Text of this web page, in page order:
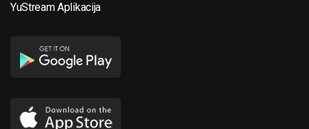
YuStream Aplikacija